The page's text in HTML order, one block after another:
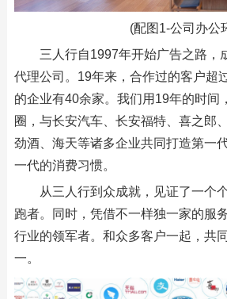
(配图1-公司办公
三人行自1997年开始广告之路，
代理公司。19年来，合作过的客户超
的企业有40余家。我们用19年的时间
圈，与长安汽车、长安福特、喜之郎
劲酒、海天等诸多企业共同打造第一
一代的消费习惯。
从三人行到众成就，见证了一个
跑者。同时，凭借不一样独一家的服
行业的领军者。和众多客户一起，共
一。